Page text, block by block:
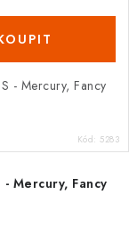
- Mercury, Fancy
Kód: 5283
Mercury, Fancy